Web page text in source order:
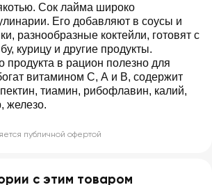
Сок лайма широко
Его добавляют в соусы и
разнообразные коктейли, готовят с
курицу и другие продукты.
продукта в рацион полезно для
витамином С, А и В, содержит
тиамин, рибофлавин, калий,
железо.
публичной офертой
с этим товаром